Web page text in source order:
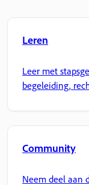
Leren
Leer met
begeleiding,
Community
Neem deel aan